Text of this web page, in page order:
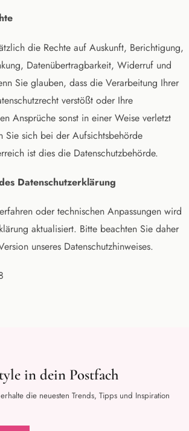
die Rechte auf Auskunft, Berichtigung,
Datenübertragbarkeit, Widerruf und
Sie glauben, dass die Verarbeitung Ihrer
verstößt oder Ihre
Ansprüche sonst in einer Weise verletzt
Sie sich bei der Aufsichtsbehörde
ist dies die Datenschutzbehörde.
Datenschutzerklärung
oder technischen Anpassungen wird
aktualisiert. Bitte beachten Sie daher
unseres Datenschutzhinweises.
in dein Postfach
die neuesten Trends, Tipps und Inspiration